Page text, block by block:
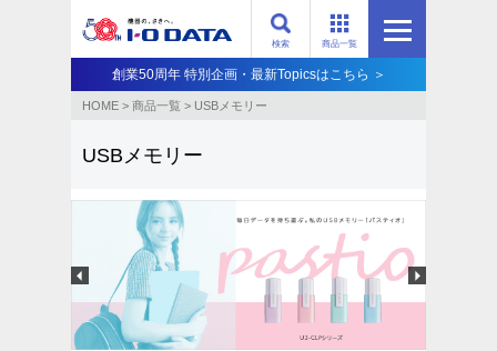
商品一覧
検索
創業50周年 特別企画・最新Topicsはこちら ＞
HOME > 商品一覧 > USBメモリー
USBメモリー